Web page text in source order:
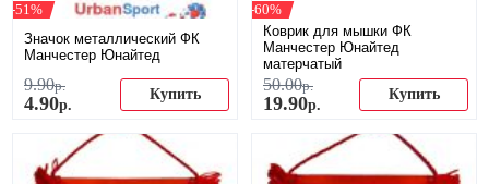
-51%
Значок металлический ФК
Манчестер Юнайтед
9.90р.
4.90р.
Купить
-60%
Коврик для мышки ФК
Манчестер Юнайтед
матерчатый
50.00р.
19.90р.
Купить